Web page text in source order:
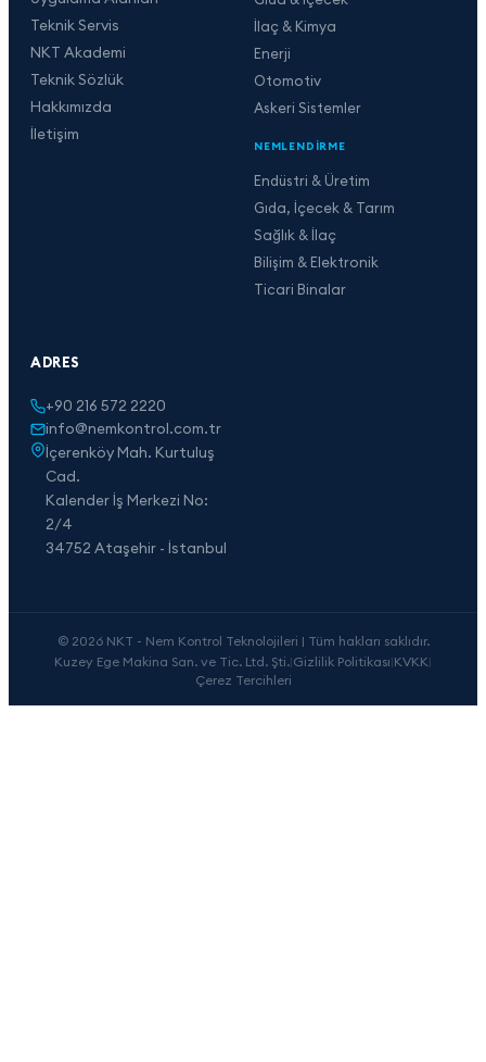
Teknik Servis
NKT Akademi
Teknik Sözlük
Hakkımızda
İletişim
İlaç & Kimya
Enerji
Otomotiv
Askeri Sistemler
NEMLENDIRME
Endüstri & Üretim
Gıda, İçecek & Tarım
Sağlık & İlaç
Bilişim & Elektronik
Ticari Binalar
ADRES
+90 216 572 2220
info@nemkontrol.com.tr
İçerenköy Mah. Kurtuluş
Cad.
Kalender İş Merkezi No:
2/4
34752 Ataşehir - İstanbul
© 2026 NKT - Nem Kontrol Teknolojileri | Tüm hakları saklıdır.
Kuzey Ege Makina San. ve Tic. Ltd. Şti.|Gizlilik Politikası|KVKK|
Çerez Tercihleri